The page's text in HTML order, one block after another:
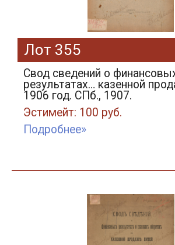
Лот 355
Свод сведений о
результатах… казенной
1906 год. СПб., 1907.
Эстимейт: 100 руб.
Подробнее»